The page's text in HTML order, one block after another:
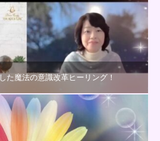
た魔法の意識改革ヒーリング！